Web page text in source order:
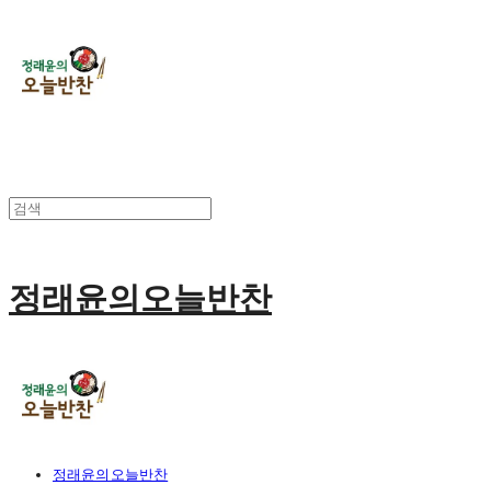
정래윤의오늘반찬
정래윤의오늘반찬